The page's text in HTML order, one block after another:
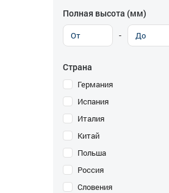
Полная высота (мм)
-
Страна
Германия
Испания
Италия
Китай
Польша
Россия
Словения